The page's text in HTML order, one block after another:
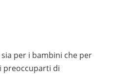
per i bambini che per
preoccuparti di